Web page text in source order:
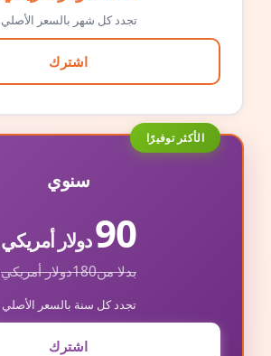
تجدد كل شهر بالسعر الأصلي
اشترك
الأكثر توفيرًا
سنوي
90دولار أمريكي
بدلا من180دولار أمريكي
تجدد كل سنة بالسعر الأصلي
اشترك